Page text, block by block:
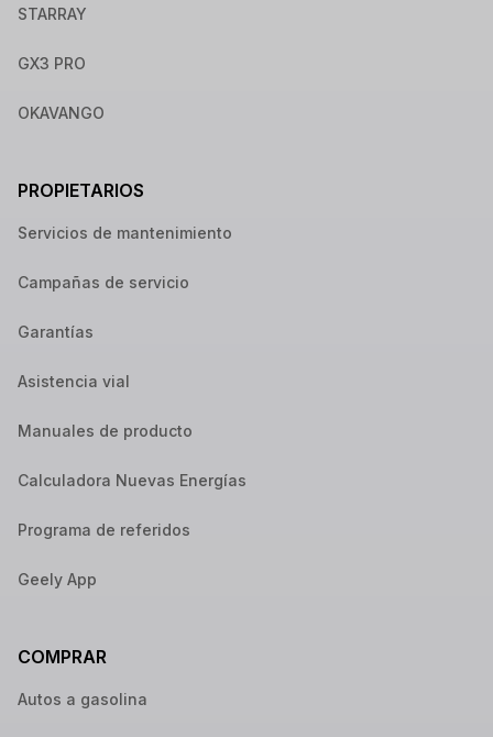
STARRAY
GX3 PRO
OKAVANGO
PROPIETARIOS
Servicios de mantenimiento
Campañas de servicio
Garantías
Asistencia vial
Manuales de producto
Calculadora Nuevas Energías
Programa de referidos
Geely App
COMPRAR
Autos a gasolina